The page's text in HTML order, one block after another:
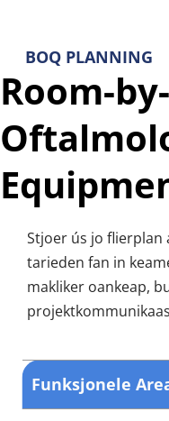
BOQ PLANNING
Room-
Stjoer ús jo flierplan
tarieden fan in
makliker oankeap,
Funksjonele